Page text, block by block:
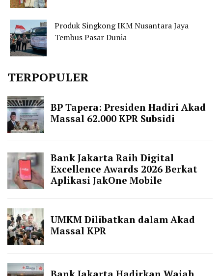
Produk Singkong IKM Nusantara Jaya
Tembus Pasar Dunia
TERPOPULER